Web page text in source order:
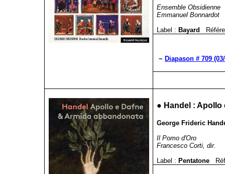
Ensemble Obsidienne
Emmanuel Bonnardot
Label : Bayard
~ Diapason # 709
● Handel : Apollo
George Frideric
Il Pomo d'Oro
Francesco Corti, dir.
Label : Pentatone